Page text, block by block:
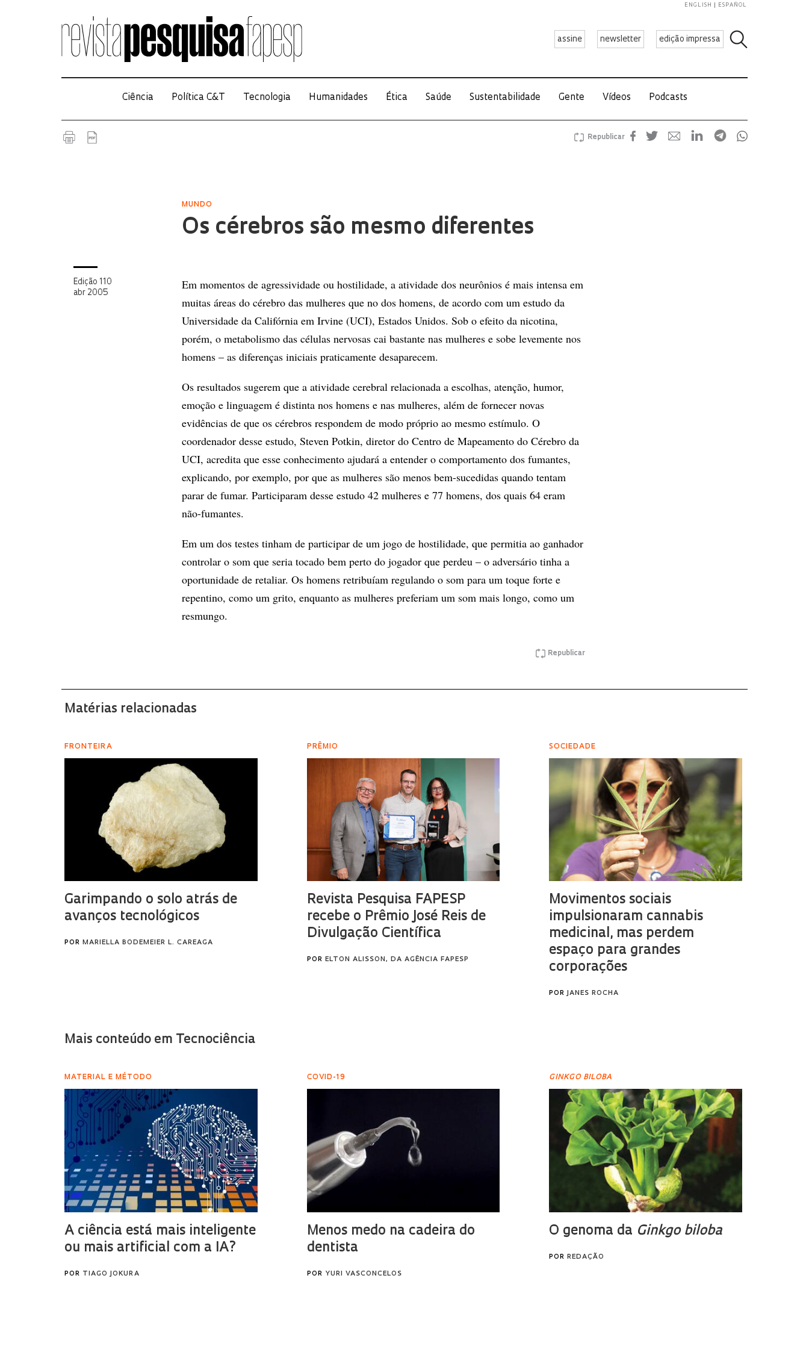
assine newsletter edição impressa
ENGLISH ESPAÑOL
Ciência Política C&T Tecnologia Humanidades Ética Saúde Sustentabilidade Gente Vídeos Podcasts
Republicar
MUNDO
Os cérebros são mesmo diferentes
Edição 110
abr 2005
Em momentos de agressividade ou hostilidade, a atividade dos neurônios é mais intensa em
muitas áreas do cérebro das mulheres que no dos homens, de acordo com um estudo da
Universidade da Califórnia em Irvine (UCI), Estados Unidos. Sob o efeito da nicotina,
porém, o metabolismo das células nervosas cai bastante nas mulheres e sobe levemente nos
homens – as diferenças iniciais praticamente desaparecem.
Os resultados sugerem que a atividade cerebral relacionada a escolhas, atenção, humor,
emoção e linguagem é distinta nos homens e nas mulheres, além de fornecer novas
evidências de que os cérebros respondem de modo próprio ao mesmo estímulo. O
coordenador desse estudo, Steven Potkin, diretor do Centro de Mapeamento do Cérebro da
UCI, acredita que esse conhecimento ajudará a entender o comportamento dos fumantes,
explicando, por exemplo, por que as mulheres são menos bem-sucedidas quando tentam
parar de fumar. Participaram desse estudo 42 mulheres e 77 homens, dos quais 64 eram
não-fumantes.
Em um dos testes tinham de participar de um jogo de hostilidade, que permitia ao ganhador
controlar o som que seria tocado bem perto do jogador que perdeu – o adversário tinha a
oportunidade de retaliar. Os homens retribuíam regulando o som para um toque forte e
repentino, como um grito, enquanto as mulheres preferiam um som mais longo, como um
resmungo.
Republicar